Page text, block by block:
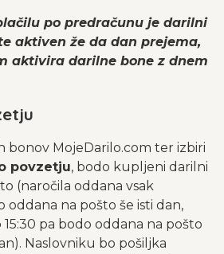
po predračunu je darilni
aktiven že da dan prejema,
aktivira darilne bone z dnem
bonov MojeDarilo.com ter izbiri
povzetju, bodo kupljeni darilni
(naročila oddana vsak
oddana na pošto še isti dan,
pa bodo oddana na pošto
Naslovniku bo pošiljka